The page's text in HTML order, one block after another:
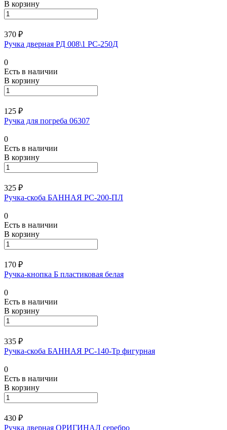
В корзину
370 ₽
Ручка дверная РД 008\1 РС-250Д
0
Есть в наличии
В корзину
125 ₽
Ручка для погреба 06307
0
Есть в наличии
В корзину
325 ₽
Ручка-скоба БАННАЯ РС-200-ПЛ
0
Есть в наличии
В корзину
170 ₽
Ручка-кнопка Б пластиковая белая
0
Есть в наличии
В корзину
335 ₽
Ручка-скоба БАННАЯ РС-140-Тр фигурная
0
Есть в наличии
В корзину
430 ₽
Ручка дверная ОРИГИНАЛ серебро